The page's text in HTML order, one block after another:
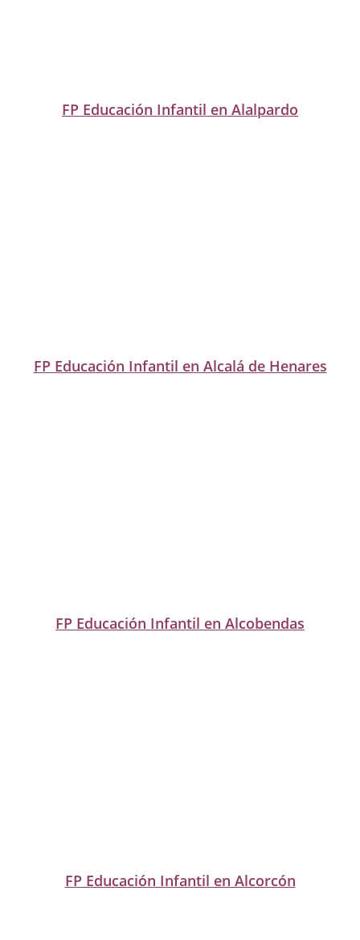
FP Educación Infantil en Alalpardo
FP Educación Infantil en Alcalá de Henares
FP Educación Infantil en Alcobendas
FP Educación Infantil en Alcorcón